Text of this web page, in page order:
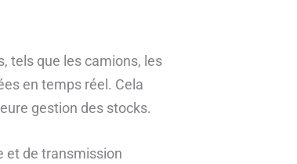
tels que les camions, les
en temps réel. Cela
gestion des stocks.
et de transmission